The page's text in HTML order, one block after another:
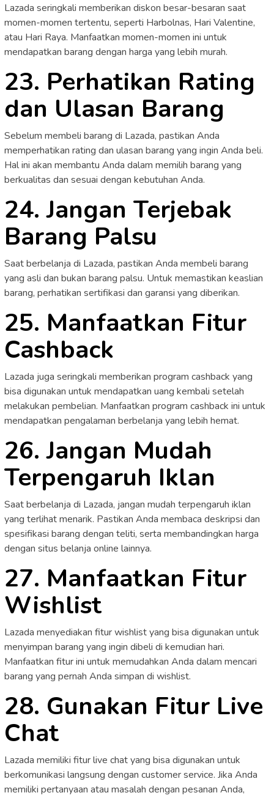
Lazada seringkali memberikan diskon besar-besaran saat
momen-momen tertentu, seperti Harbolnas, Hari Valentine,
atau Hari Raya. Manfaatkan momen-momen ini untuk
mendapatkan barang dengan harga yang lebih murah.
23. Perhatikan Rating
dan Ulasan Barang
Sebelum membeli barang di Lazada, pastikan Anda
memperhatikan rating dan ulasan barang yang ingin Anda beli.
Hal ini akan membantu Anda dalam memilih barang yang
berkualitas dan sesuai dengan kebutuhan Anda.
24. Jangan Terjebak
Barang Palsu
Saat berbelanja di Lazada, pastikan Anda membeli barang
yang asli dan bukan barang palsu. Untuk memastikan keaslian
barang, perhatikan sertifikasi dan garansi yang diberikan.
25. Manfaatkan Fitur
Cashback
Lazada juga seringkali memberikan program cashback yang
bisa digunakan untuk mendapatkan uang kembali setelah
melakukan pembelian. Manfaatkan program cashback ini untuk
mendapatkan pengalaman berbelanja yang lebih hemat.
26. Jangan Mudah
Terpengaruh Iklan
Saat berbelanja di Lazada, jangan mudah terpengaruh iklan
yang terlihat menarik. Pastikan Anda membaca deskripsi dan
spesifikasi barang dengan teliti, serta membandingkan harga
dengan situs belanja online lainnya.
27. Manfaatkan Fitur
Wishlist
Lazada menyediakan fitur wishlist yang bisa digunakan untuk
menyimpan barang yang ingin dibeli di kemudian hari.
Manfaatkan fitur ini untuk memudahkan Anda dalam mencari
barang yang pernah Anda simpan di wishlist.
28. Gunakan Fitur Live
Chat
Lazada memiliki fitur live chat yang bisa digunakan untuk
berkomunikasi langsung dengan customer service. Jika Anda
memiliki pertanyaan atau masalah dengan pesanan Anda,